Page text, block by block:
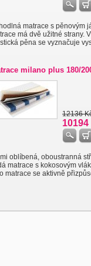
matrace s pěnovým
má dvě užitné strany.
pěna se vyznačuje
milano plus 180/
12136
oblíbená, oboustranná
matrace s kokosovým
matrace se aktivně